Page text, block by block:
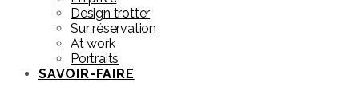
Design trotter
Sur réservation
At work
Portraits
SAVOIR-FAIRE